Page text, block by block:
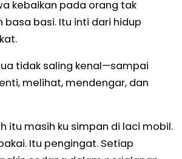
kebaikan pada orang tak
basa basi. Itu inti dari hidup
tidak saling kenal—sampai
melihat, mendengar, dan
itu masih ku simpan di laci mobil.
Itu pengingat. Setiap